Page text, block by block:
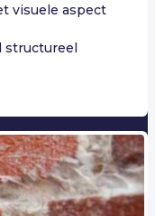
visuele aspect
structureel